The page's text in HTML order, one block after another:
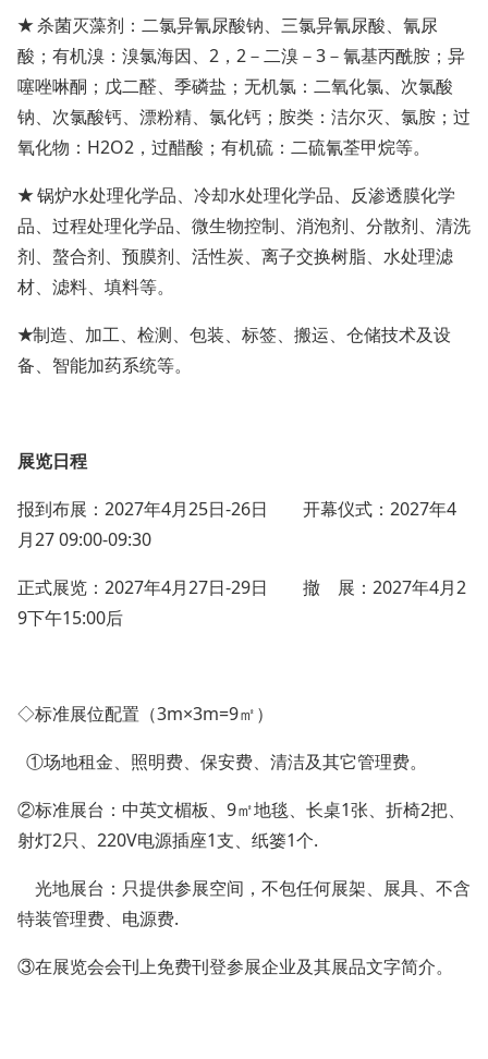
★ 杀菌灭藻剂：二氯异氰尿酸钠、三氯异氰尿酸、氰尿
酸；有机溴：溴氯海因、2，2－二溴－3－氰基丙酰胺；异
噻唑啉酮；戊二醛、季磷盐；无机氯：二氧化氯、次氯酸
钠、次氯酸钙、漂粉精、氯化钙；胺类：洁尔灭、氯胺；过
氧化物：H2O2，过醋酸；有机硫：二硫氰荃甲烷等。
★锅炉水处理化学品、冷却水处理化学品、反渗透膜化学
品、过程处理化学品、微生物控制、消泡剂、分散剂、清洗
剂、螯合剂、预膜剂、活性炭、离子交换树脂、水处理滤
材、滤料、填料等。
★制造、加工、检测、包装、标签、搬运、仓储技术及设
备、智能加药系统等。
展览日程
报到布展：2027年4月25日-26日 开幕仪式：2027年4
月27 09:00-09:30
正式展览：2027年4月27日-29日 撤 展：2027年4月2
9下午15:00后
◇标准展位配置（3m×3m=9㎡）
①场地租金、照明费、保安费、清洁及其它管理费。
②标准展台：中英文楣板、9㎡地毯、长桌1张、折椅2把、
射灯2只、220V电源插座1支、纸篓1个.
光地展台：只提供参展空间，不包任何展架、展具、不含
特装管理费、电源费.
③在展览会会刊上免费刊登参展企业及其展品文字简介。